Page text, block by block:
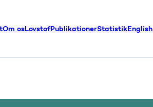
Om osLovstofPublikationerStatistikEnglish
- Flere links